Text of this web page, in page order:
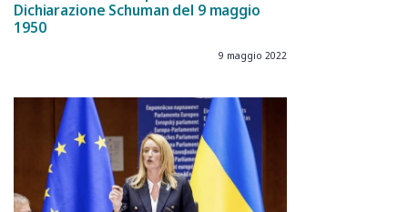
Dichiarazione Schuman del 9 maggio
1950
9 maggio 2022